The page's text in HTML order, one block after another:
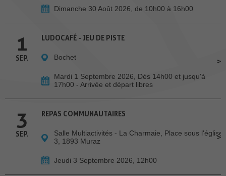
Dimanche 30 Août 2026, de 10h00 à 16h00
1
SEP.
LUDOCAFÉ - JEU DE PISTE
Bochet
Mardi 1 Septembre 2026, Dès 14h00 et jusqu'à
17h00 - Arrivée et départ libres
3
SEP.
REPAS COMMUNAUTAIRES
Salle Multiactivités - La Charmaie, Place sous l'église
3, 1893 Muraz
Jeudi 3 Septembre 2026, 12h00